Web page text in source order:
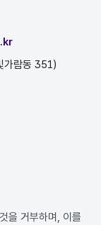
가람동 351)
을 거부하며, 이를